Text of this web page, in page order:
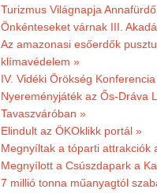
Turizmus Világnapja
Önkénteseket várnak III.
Az amazonasi esőerdők
klímavédelem »
IV. Vidéki Örökség
Nyereményjáték az Ős-Dráva
Tavaszváróban »
Elindult az ÖKOklikk portál »
Megnyíltak a tóparti attrakciók
Megnyílott a Csúszdapark a
7 millió tonna műanyagtól